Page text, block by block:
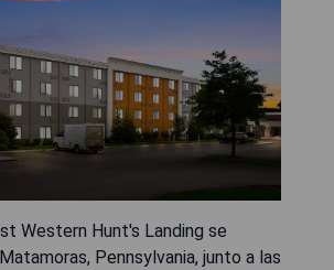
Western Hunt's Landing se
Pennsylvania, junto a las